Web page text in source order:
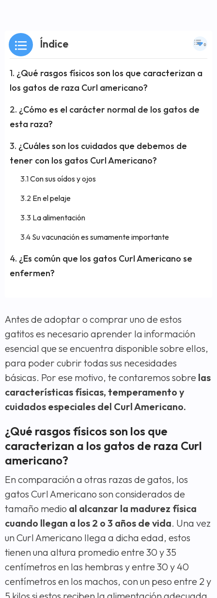
Índice
¿Qué rasgos físicos son los que caracterizan a
los gatos de raza Curl americano?
¿Cómo es el carácter normal de los gatos de
esta raza?
¿Cuáles son los cuidados que debemos de
tener con los gatos Curl Americano?
Con sus oídos y ojos
En el pelaje
La alimentación
Su vacunación es sumamente importante
¿Es común que los gatos Curl Americano se
enfermen?
Antes de adoptar o comprar uno de estos
gatitos es necesario aprender la información
esencial que se encuentra disponible sobre ellos,
para poder cubrir todas sus necesidades
básicas. Por ese motivo, te contaremos sobre las
características físicas, temperamento y
cuidados especiales del Curl Americano.
¿Qué rasgos físicos son los que
caracterizan a los gatos de raza Curl
americano?
En comparación a otras razas de gatos, los
gatos Curl Americano son considerados de
tamaño medio al alcanzar la madurez física
cuando llegan a los 2 o 3 años de vida. Una vez
un Curl Americano llega a dicha edad, estos
tienen una altura promedio entre 30 y 35
centímetros en las hembras y entre 30 y 40
centímetros en los machos, con un peso entre 2 y